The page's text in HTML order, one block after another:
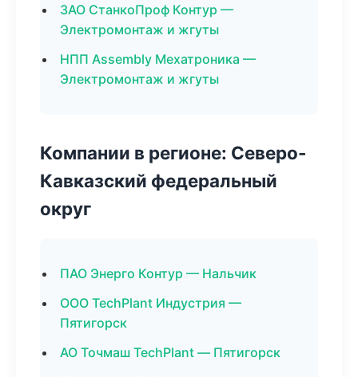
ЗАО СтанкоПроф Контур —
Электромонтаж и жгуты
НПП Assembly Мехатроника —
Электромонтаж и жгуты
Компании в регионе: Северо-
Кавказский федеральный
округ
ПАО Энерго Контур — Нальчик
ООО TechPlant Индустрия —
Пятигорск
АО Точмаш TechPlant — Пятигорск